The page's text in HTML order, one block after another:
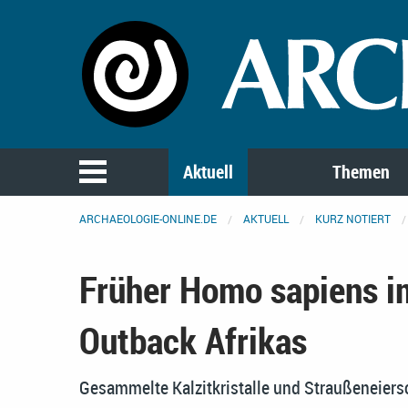
Aktuell Themen
ARCHAEOLOGIE-ONLINE.DE AKTUELL KURZ NOTIERT
Früher Homo sapiens
Outback Afrikas
Gesammelte Kalzitkristalle und